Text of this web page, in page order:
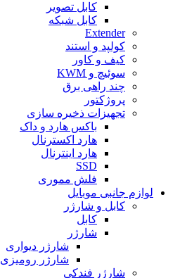
کابل تصویر
کابل شبکه
Extender
کولپد و استند
کیف و کاور
سوئیچ و KWM
چند راهی برق
پروژکتور
تجهیزات ذخیره سازی
باکس هارد و داک
هارد اکسترنال
هارد اینترنال
SSD
فلش مموری
لوازم جانبی موبایل
کابل و شارژر
کابل
شارژر
شارژر دیواری
شارژر رومیزی
شارژر فندکی